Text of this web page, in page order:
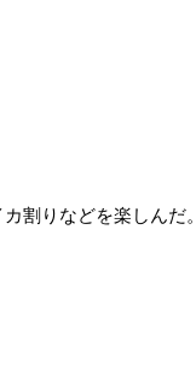
割りなどを楽しんだ。